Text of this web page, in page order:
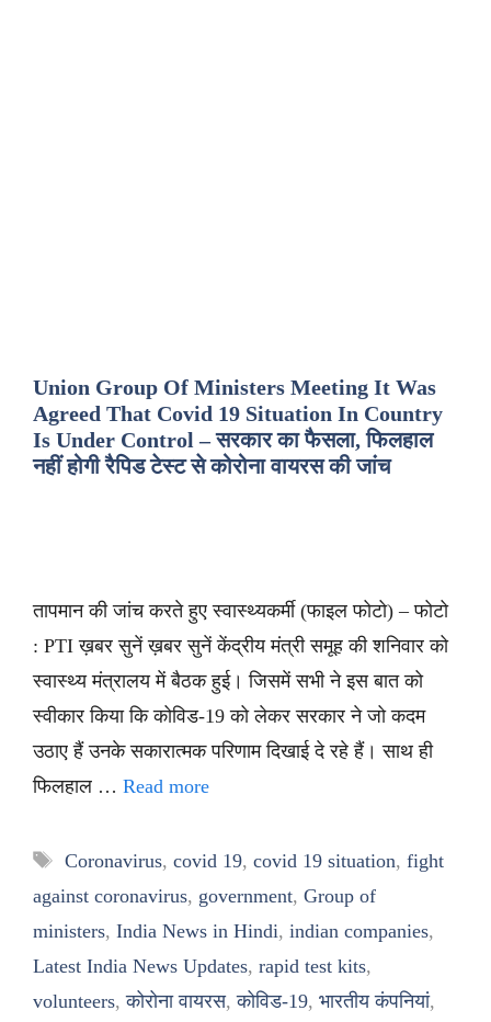
Union Group Of Ministers Meeting It Was
Agreed That Covid 19 Situation In Country
Is Under Control – सरकार का फैसला, फिलहाल
नहीं होगी रैपिड टेस्ट से कोरोना वायरस की जांच
तापमान की जांच करते हुए स्वास्थ्यकर्मी (फाइल फोटो) – फोटो
: PTI ख़बर सुनें ख़बर सुनें केंद्रीय मंत्री समूह की शनिवार को
स्वास्थ्य मंत्रालय में बैठक हुई। जिसमें सभी ने इस बात को
स्वीकार किया कि कोविड-19 को लेकर सरकार ने जो कदम
उठाए हैं उनके सकारात्मक परिणाम दिखाई दे रहे हैं। साथ ही
फिलहाल … Read more
Tags
Coronavirus, covid 19, covid 19 situation, fight
against coronavirus, government, Group of
ministers, India News in Hindi, indian companies,
Latest India News Updates, rapid test kits,
volunteers,कोरोना वायरस,कोविड-19, भारतीय कंपनियां,